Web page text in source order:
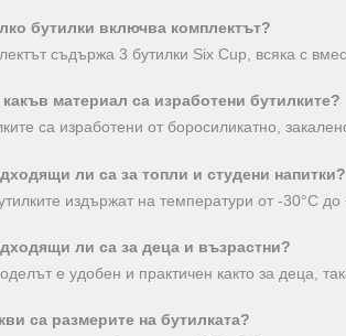
бутилки включва комплектът?
съдържа 3 бутилки Six Cup, всяка с
материал са изработени бутилките?
са изработени от боросиликатно,
ли са за топли и студени напитки?
издържат на температури от -30°C до
ли са за деца и възрастни?
е удобен и практичен както за деца,
са размерите на бутилката?